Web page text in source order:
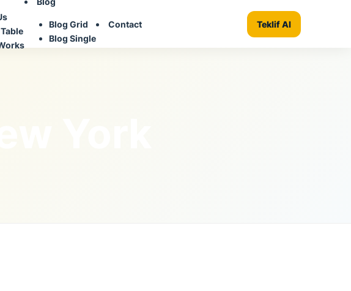
Blog Grid
Blog Single
Contact Teklif Al
York